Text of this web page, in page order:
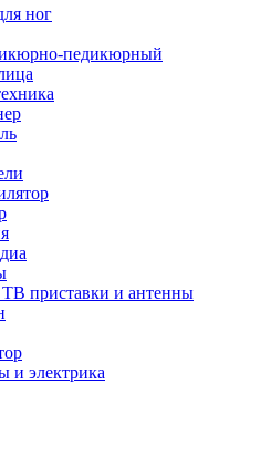
ног
педикюрный
приставки и антенны
и электрика